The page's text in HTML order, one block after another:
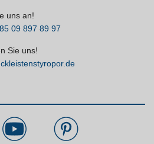
uns an!
09 897 89 97
Sie uns!